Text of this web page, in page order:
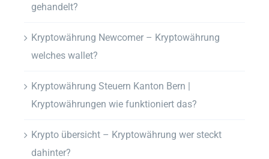
gehandelt?
Kryptowährung Newcomer – Kryptowährung
welches wallet?
Kryptowährung Steuern Kanton Bern |
Kryptowährungen wie funktioniert das?
Krypto übersicht – Kryptowährung wer steckt
dahinter?